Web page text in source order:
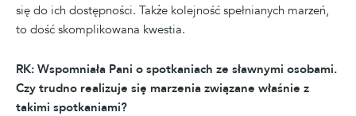
się do ich dostępności. Także kolejność spełnianych marzeń,
to dość skomplikowana kwestia.
RK: Wspomniała Pani o spotkaniach ze sławnymi osobami.
Czy trudno realizuje się marzenia związane właśnie z
takimi spotkaniami?